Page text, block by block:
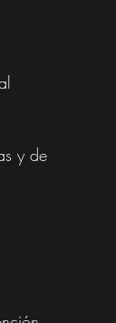
y de